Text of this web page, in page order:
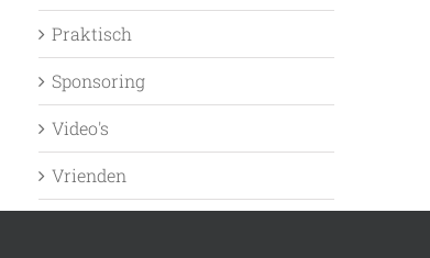
Praktisch
Sponsoring
Video's
Vrienden